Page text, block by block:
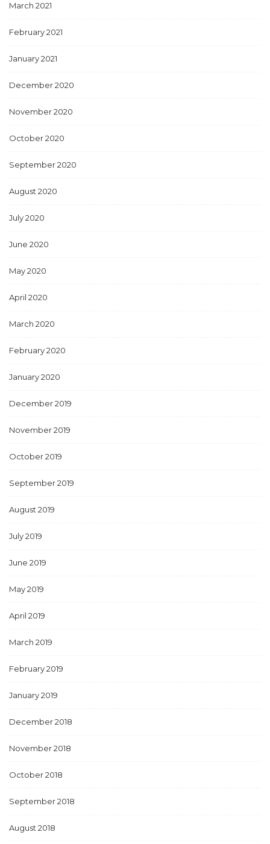
March 2021
February 2021
January 2021
December 2020
November 2020
October 2020
September 2020
August 2020
July 2020
June 2020
May 2020
April 2020
March 2020
February 2020
January 2020
December 2019
November 2019
October 2019
September 2019
August 2019
July 2019
June 2019
May 2019
April 2019
March 2019
February 2019
January 2019
December 2018
November 2018
October 2018
September 2018
August 2018